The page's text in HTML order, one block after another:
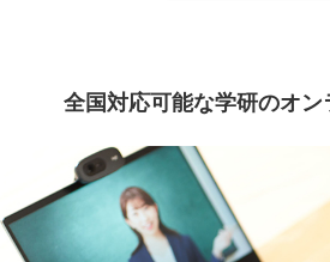
全国対応可能な学研のオ